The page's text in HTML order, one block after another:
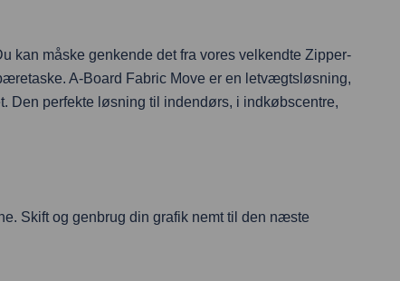
kan måske genkende det fra vores velkendte Zipper-
A-Board Fabric Move er en letvægtsløsning,
Den perfekte løsning til indendørs, i indkøbscentre,
Skift og genbrug din grafik nemt til den næste